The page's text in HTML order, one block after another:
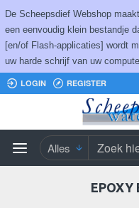
De Scheepsdief Webshop
een eenvoudig klein bestandje
[en/of Flash-applicaties] wordt
uw harde schrijf van uw
LOGIN REGISTER
Alles
EPOXY